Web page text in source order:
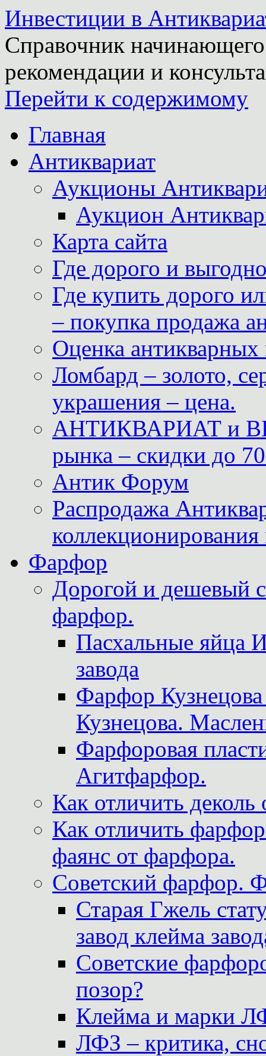
Инвестиции в
Справочник
рекомендации и
Перейти к содержимому
Главная
Антиквариат
Аукционы
Аукцион
Карта сайта
Где дорого и
Где купить дорого
– покупка продажа
Оценка антикварных
Ломбард – золото,
украшения – цена.
АНТИКВАРИАТ и
рынка – скидки до
Антик Форум
Распродажа
Фарфор
Дорогой и дешевый
фарфор.
Пасхальные яйца
завода
Фарфор
Кузнецова.
Фарфоровая
Агитфарфор.
Как отличить
Как отличить
фаянс от фарфора.
Советский фарфор.
Старая Гжель
завод клейма
Советские
позор?
Клейма и марки
ЛФЗ – критика,